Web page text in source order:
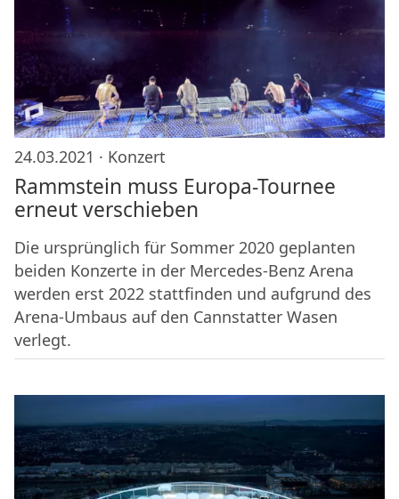
24.03.2021 · Konzert
Rammstein muss Europa-Tournee
erneut verschieben
Die ursprünglich für Sommer 2020 geplanten
beiden Konzerte in der Mercedes-Benz Arena
werden erst 2022 stattfinden und aufgrund des
Arena-Umbaus auf den Cannstatter Wasen
verlegt.